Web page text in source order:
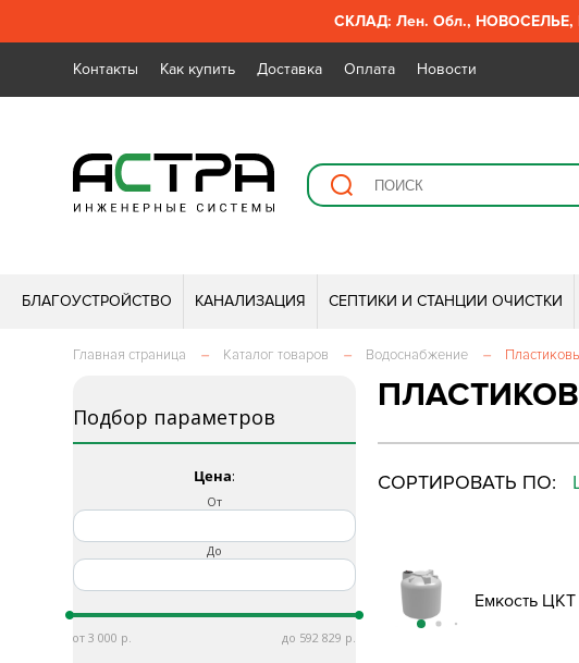
СКЛАД: Лен. Обл., НОВОСЕЛЬЕ,
Контакты Как купить Доставка Оплата Новости
БЛАГОУСТРОЙСТВО КАНАЛИЗАЦИЯ СЕПТИКИ И СТАНЦИИ ОЧИСТКИ
Главная страница – Каталог товаров – Водоснабжение –
Подбор параметров
Цена:
От
До
3 000 592 829
СОРТИРОВАТЬ ПО:
Емкость